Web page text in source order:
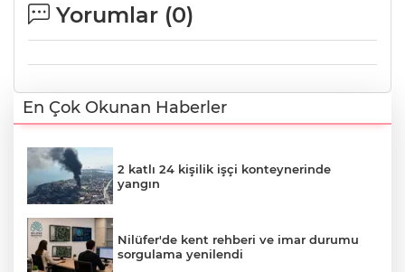
Yorumlar (0)
En Çok Okunan Haberler
2 katlı 24 kişilik işçi konteynerinde
yangın
Nilüfer'de kent rehberi ve imar durumu
sorgulama yenilendi